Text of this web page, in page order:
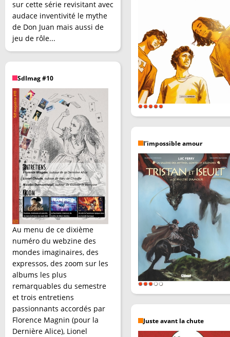
sur cette série revisitant avec
audace inventivité le mythe
de Don Juan mais aussi de
jeu de rôle...
SdImag #10
Au menu de ce dixième
numéro du webzine des
mondes imaginaires, des
expressos, des zoom sur les
albums les plus
remarquables du semestre
et trois entretiens
passionnants accordés par
Florence Magnin (pour la
Dernière Alice), Lionel
l’impossible amour
Juste avant la chute